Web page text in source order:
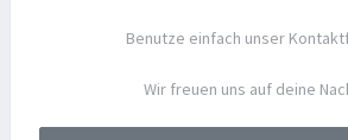
Benutze einfach unser
Wir freuen uns auf deine